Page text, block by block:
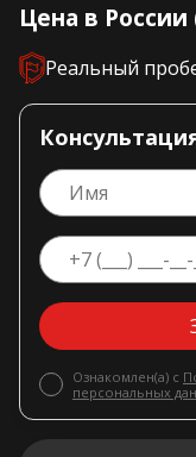
Цена в России
Реальный
Ознакомлен(а) с
персональных